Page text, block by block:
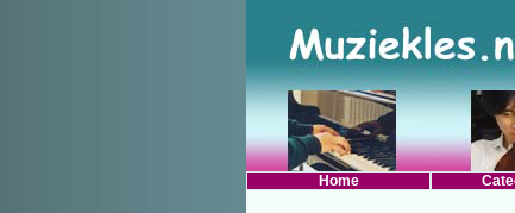
Home